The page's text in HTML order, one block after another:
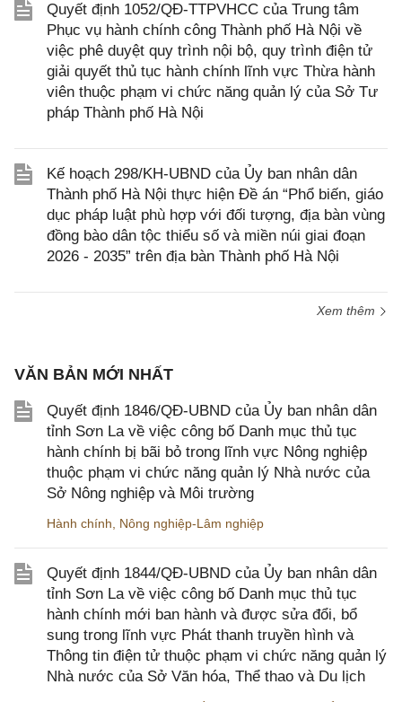
Quyết định 1052/QĐ-TTPVHCC của Trung tâm
Phục vụ hành chính công Thành phố Hà Nội về
việc phê duyệt quy trình nội bộ, quy trình điện tử
giải quyết thủ tục hành chính lĩnh vực Thừa hành
viên thuộc phạm vi chức năng quản lý của Sở Tư
pháp Thành phố Hà Nội
Kế hoạch 298/KH-UBND của Ủy ban nhân dân
Thành phố Hà Nội thực hiện Đề án “Phổ biến, giáo
dục pháp luật phù hợp với đối tượng, địa bàn vùng
đồng bào dân tộc thiểu số và miền núi giai đoạn
2026 - 2035” trên địa bàn Thành phố Hà Nội
Xem thêm
VĂN BẢN MỚI NHẤT
Quyết định 1846/QĐ-UBND của Ủy ban nhân dân
tỉnh Sơn La về việc công bố Danh mục thủ tục
hành chính bị bãi bỏ trong lĩnh vực Nông nghiệp
thuộc phạm vi chức năng quản lý Nhà nước của
Sở Nông nghiệp và Môi trường
Hành chính Nông nghiệp-Lâm nghiệp
Quyết định 1844/QĐ-UBND của Ủy ban nhân dân
tỉnh Sơn La về việc công bố Danh mục thủ tục
hành chính mới ban hành và được sửa đổi, bổ
sung trong lĩnh vực Phát thanh truyền hình và
Thông tin điện tử thuộc phạm vi chức năng quản lý
Nhà nước của Sở Văn hóa, Thể thao và Du lịch